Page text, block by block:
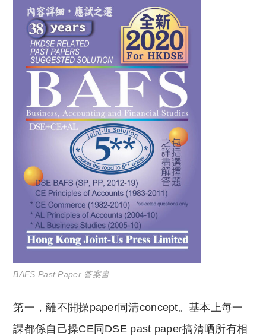
BAFS Past Paper 答案書
第一，離不開操paper同清concept。基本上每一
課都係自己操CE同DSE past paper搞清晒所有相